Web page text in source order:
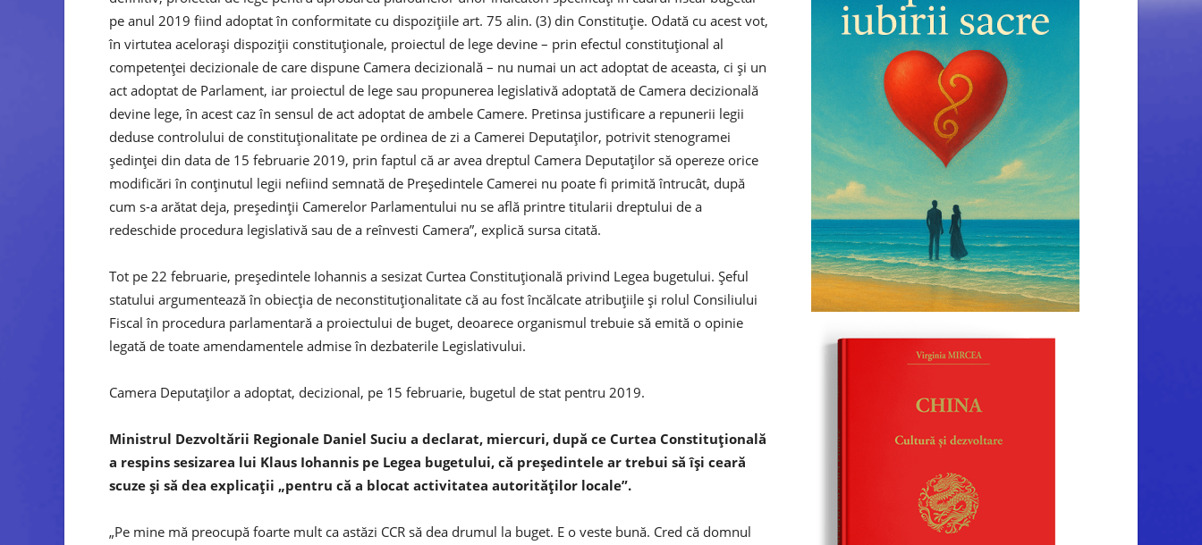
pe anul 2019 fiind adoptat în conformitate cu dispoziţiile art. 75 alin. (3) din Constituţie. Odată cu acest vot,
în virtutea aceloraşi dispoziţii constituţionale, proiectul de lege devine – prin efectul constituţional al
competenţei decizionale de care dispune Camera decizională – nu numai un act adoptat de aceasta, ci şi un
act adoptat de Parlament, iar proiectul de lege sau propunerea legislativă adoptată de Camera decizională
devine lege, în acest caz în sensul de act adoptat de ambele Camere. Pretinsa justificare a repunerii legii
deduse controlului de constituţionalitate pe ordinea de zi a Camerei Deputaţilor, potrivit stenogramei
şedinţei din data de 15 februarie 2019, prin faptul că ar avea dreptul Camera Deputaţilor să opereze orice
modificări în conţinutul legii nefiind semnată de Preşedintele Camerei nu poate fi primită întrucât, după
cum s-a arătat deja, preşedinţii Camerelor Parlamentului nu se află printre titularii dreptului de a
redeschide procedura legislativă sau de a reînvesti Camera”, explică sursa citată.
Tot pe 22 februarie, preşedintele Iohannis a sesizat Curtea Constituţională privind Legea bugetului. Şeful
statului argumentează în obiecţia de neconstituţionalitate că au fost încălcate atribuţiile şi rolul Consiliului
Fiscal în procedura parlamentară a proiectului de buget, deoarece organismul trebuie să emită o opinie
legată de toate amendamentele admise în dezbaterile Legislativului.
Camera Deputaţilor a adoptat, decizional, pe 15 februarie, bugetul de stat pentru 2019.
Ministrul Dezvoltării Regionale Daniel Suciu a declarat, miercuri, după ce Curtea Constituţională
a respins sesizarea lui Klaus Iohannis pe Legea bugetului, că preşedintele ar trebui să îşi ceară
scuze şi să dea explicaţii „pentru că a blocat activitatea autorităţilor locale”.
„Pe mine mă preocupă foarte mult ca astăzi CCR să dea drumul la buget. E o veste bună. Cred că domnul